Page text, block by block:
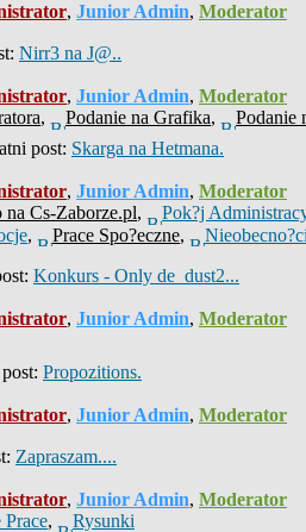
, Junior Admin, Moderator
Nirr3 na J@..
, Junior Admin, Moderator
, Podanie na Grafika,
Podanie
post: Skarga na Hetmana.
, Junior Admin, Moderator
na Cs-Zaborze.pl,
Pok?j
, Prace Spo?eczne,
Konkurs - Only de_dust2...
, Junior Admin, Moderator
Propozitions.
, Junior Admin, Moderator
Zapraszam....
, Junior Admin, Moderator
Prace, Rysunki